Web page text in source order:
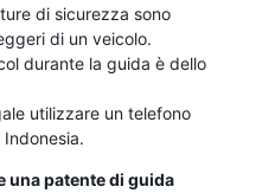
di sicurezza sono
di un veicolo.
durante la guida è dello
utilizzare un telefono
una patente di guida